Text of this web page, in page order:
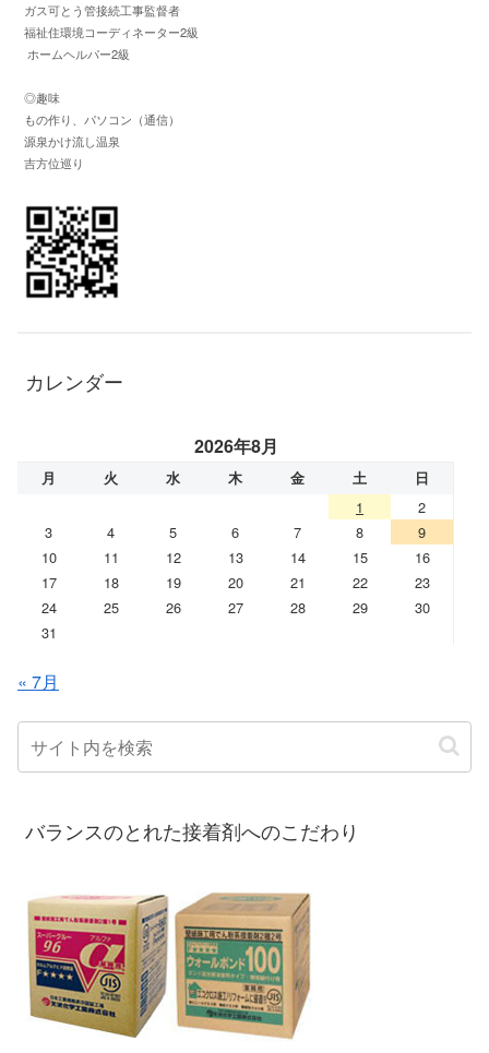
ガス可とう管接続工事監督者
福祉住環境コーディネーター2級
ホームヘルパー2級
◎趣味
もの作り、パソコン（通信）
源泉かけ流し温泉
吉方位巡り
カレンダー
2026年8月
月 火 水 木 金 土 日
1
2
3
4 5 6 7 8
9
10
11 12 13 14 15
16
17
18 19 20 21 22
23
24
25 26 27 28 29
30
31
« 7月
バランスのとれた接着剤へのこだわり